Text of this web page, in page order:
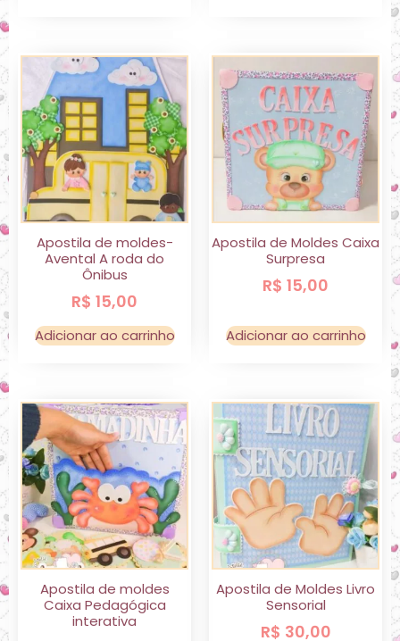
Apostila de moldes-
Avental A roda do
Ônibus
R$ 15,00
Adicionar ao carrinho
Apostila de Moldes Caixa
Surpresa
R$ 15,00
Adicionar ao carrinho
Apostila de moldes
Caixa Pedagógica
interativa
Apostila de Moldes Livro
Sensorial
R$ 30,00